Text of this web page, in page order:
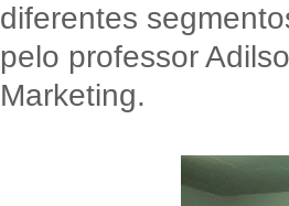
diferentes
pelo professor
Marketing.